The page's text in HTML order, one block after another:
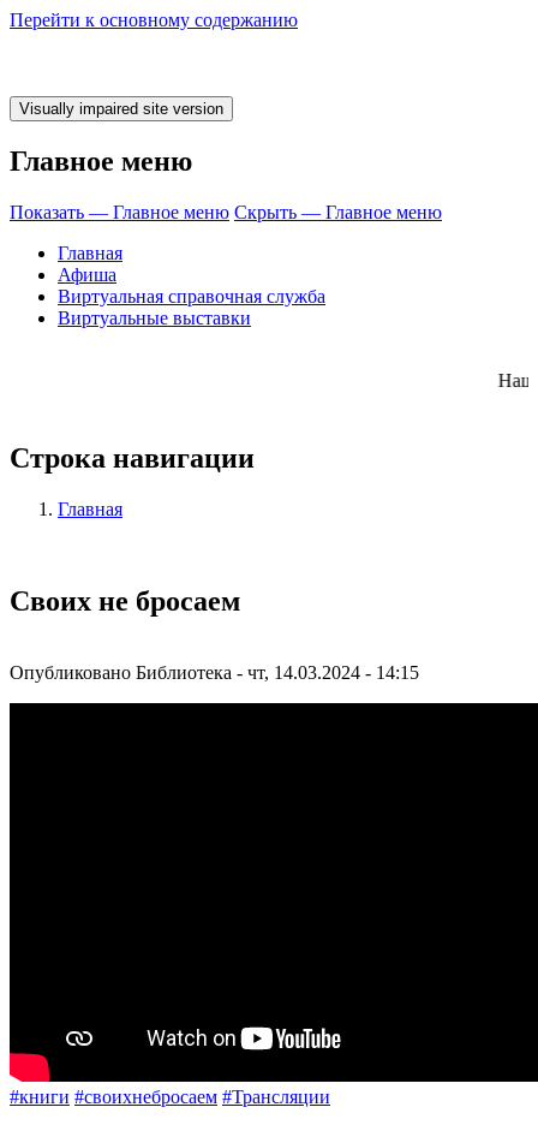
Перейти к основному содержанию
Главное меню
Показать — Главное меню Скрыть — Главное меню
Главная
Афиша
Виртуальная справочная служба
Виртуальные выставки
КНИЖКУ!
Строка навигации
Главная
Своих не бросаем
Опубликовано Библиотека - чт, 14.03.2024 - 14:15
#книги #своихнебросаем #Трансляции